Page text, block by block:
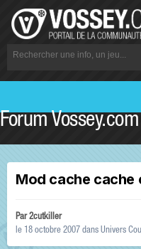
Forum Vossey.com
Mod cache cache
Par2cutkiller
le 18 octobre 2007 dans Univers